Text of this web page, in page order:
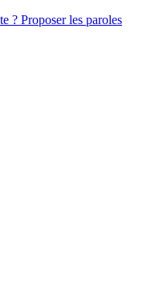
? Proposer les paroles